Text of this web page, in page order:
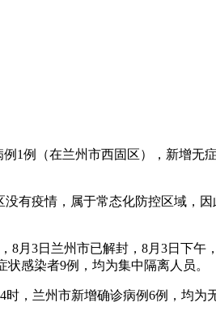
1例（在兰州市西固区），新增
有疫情，属于常态化防控区域，
8月3日兰州市已解封，8月3日下
感染者9例，均为集中隔离人员。
，兰州市新增确诊病例6例，均